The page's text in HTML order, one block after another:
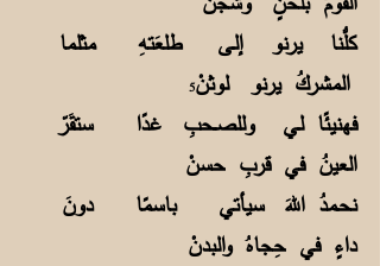
كلُّنا يرنو إلـى طلعَتهِ مثلما
المشركُ يرنو لوثنْ5
فهنيئًا لـي وللصــحبِ غدًا ستقَرّ
العينُ في قربِ حسنْ
نحـمدُ اللهَ سيأتي باسمًا دونَ
داءٍ في حِجاهُ والبدنْ